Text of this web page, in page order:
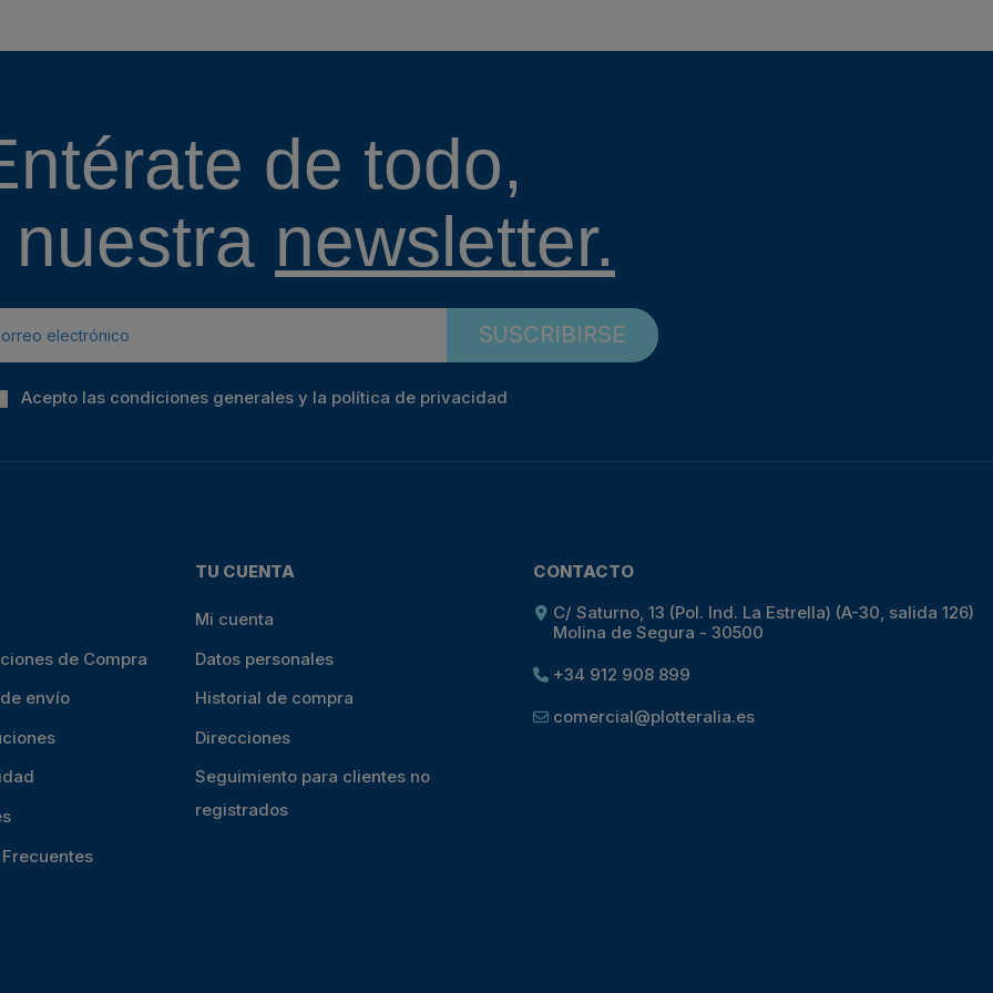
de todo,
newsletter.
SUSCRIBIRSE
Acepto las condiciones generales y la política de privacidad
de Compra
envío
TU CUENTA
Mi cuenta
Datos personales
Historial de compra
Direcciones
Seguimiento para clientes no
registrados
CONTACTO
C/ Saturno, 13 (Pol. Ind. La Estrella) (A-30, salida 126)
Molina de Segura - 30500
+34 912 908 899
comercial@plotteralia.es